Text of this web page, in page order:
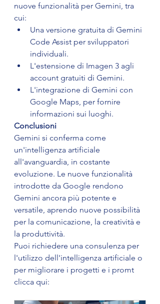
nuove funzionalità per Gemini, tra
cui:
Una versione gratuita di Gemini
Code Assist per sviluppatori
individuali.
L'estensione di Imagen 3 agli
account gratuiti di Gemini.
L'integrazione di Gemini con
Google Maps, per fornire
informazioni sui luoghi.
Conclusioni
Gemini si conferma come
un'intelligenza artificiale
all'avanguardia, in costante
evoluzione. Le nuove funzionalità
introdotte da Google rendono
Gemini ancora più potente e
versatile, aprendo nuove possibilità
per la comunicazione, la creatività e
la produttività.
Puoi richiedere una consulenza per
l'utilizzo dell'intelligenza artificiale o
per migliorare i progetti e i promt
clicca qui: